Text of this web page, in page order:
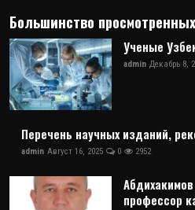
Большинство
Ученые
admin Декабрь 8,
Перечень научных изданий,
admin Август 16, 2025 0 2952
профессор